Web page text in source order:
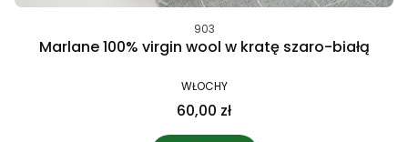
903
Marlane 100% virgin wool w kratę szaro-białą
WŁOCHY
60,00 zł